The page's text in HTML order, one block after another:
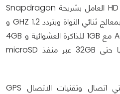
وضوح Pixel 540×960 بدقة HD العامل بشريحة Snapdragon
200 من شركة Qualcomm بمعالج ثنائي النواة وبتردد 1.2 GHZ و
معالج الرسوميات Adreno 302 مع 1GB للذاكرة العشوائية و 4GB
للذاكرة الداخلية تستطيع زيادتها حتى 32GB عبر منفذ microSD
يدعم هاتف Moto E شريحتي اتصال وتقنيات الاتصال GPS